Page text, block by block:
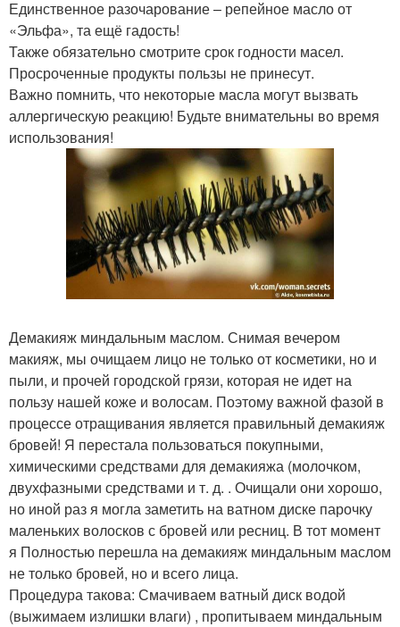
Единственное разочарование – репейное масло от
«Эльфа», та ещё гадость!
Также обязательно смотрите срок годности масел.
Просроченные продукты пользы не принесут.
Важно помнить, что некоторые масла могут вызвать
аллергическую реакцию! Будьте внимательны во время
использования!
Демакияж миндальным маслом. Снимая вечером
макияж, мы очищаем лицо не только от косметики, но и
пыли, и прочей городской грязи, которая не идет на
пользу нашей коже и волосам. Поэтому важной фазой в
процессе отращивания является правильный демакияж
бровей! Я перестала пользоваться покупными,
химическими средствами для демакияжа (молочком,
двухфазными средствами и т. д. . Очищали они хорошо,
но иной раз я могла заметить на ватном диске парочку
маленьких волосков с бровей или ресниц. В тот момент
я Полностью перешла на демакияж миндальным маслом
не только бровей, но и всего лица.
Процедура такова: Смачиваем ватный диск водой
(выжимаем излишки влаги) , пропитываем миндальным